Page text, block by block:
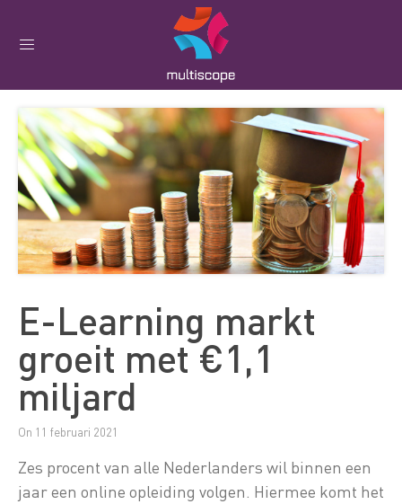
E-Learning markt
groeit met €1,1
miljard
On 11 februari 2021
Zes procent van alle Nederlanders wil binnen een
jaar een online opleiding volgen. Hiermee komt het